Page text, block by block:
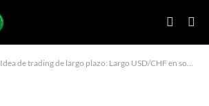
Idea de trading de largo plazo: Largo USD/CHF en soporte definido por mínimos de junio de 2015